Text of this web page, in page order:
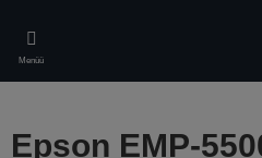
main
content
Menüü
Epson EMP-